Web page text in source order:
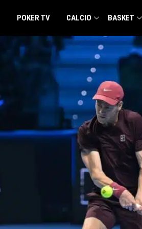
POKER TV CALCIO BASKET